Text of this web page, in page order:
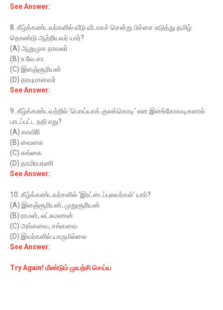
See Answer:
8. கீழ்க்கண்டவர்களில் வீடு வீடாகச் சென்று பிச்சை எடுத்து தமிழ்
தொண்டு ஆற்றியவர் யார்?
(A) ஆறுமுக நாவலர்
(B) உ.வே.சா.
(C) இளஞ்சூரியன்
(D) தாயுமானவர்
See Answer:
9. கீழ்க்கண்டவற்றில் ‘பொய்யாக் குலக்கொடி’ என இளங்கோவடிகளால்
பாடப்பட்ட நதி எது?
(A) காவிரி
(B) வைகை
(C) கங்கை
(D) தாமிரபரணி
See Answer:
10. கீழ்க்கண்டவர்களில் ‘இரட்டைப்புலவர்கள்’ யார்?
(A) இளஞ்சூரியன், முதுசூரியன்
(B) ராமன், லட்சுமணன்
(C) அங்கவை, சங்கவை
(D) இவர்களில் யாருமில்லை
See Answer:
Try Again! மீண்டும் முயற்சி செய்ய